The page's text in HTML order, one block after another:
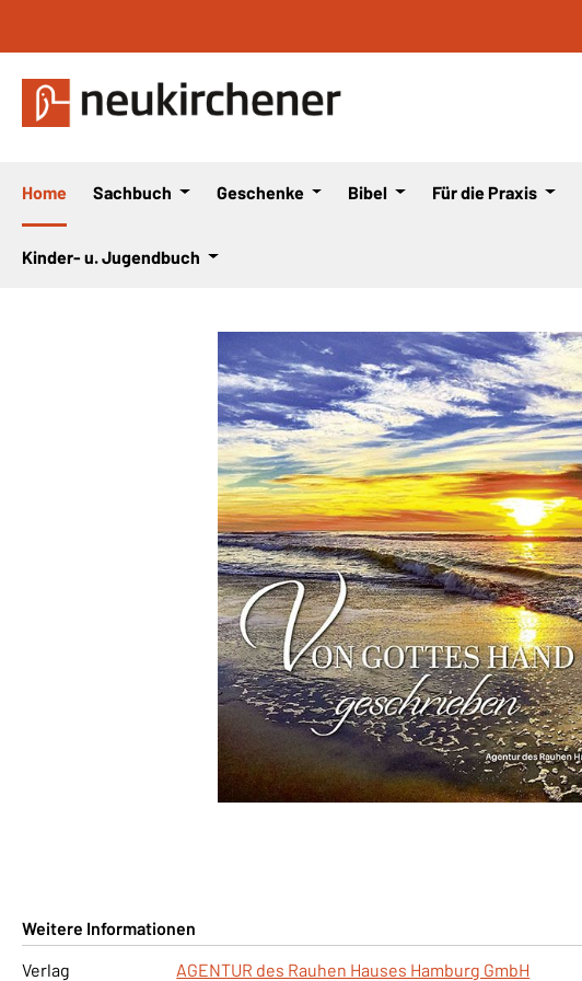
Home Sachbuch Geschenke Bibel Für die Praxis
Kinder- u. Jugendbuch
Weitere Informationen
Verlag
AGENTUR des Rauhen Hauses Hamburg GmbH